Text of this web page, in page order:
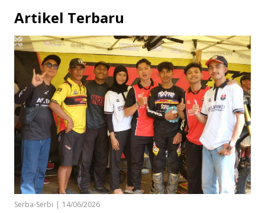
Artikel Terbaru
Serba-Serbi | 14/06/2026